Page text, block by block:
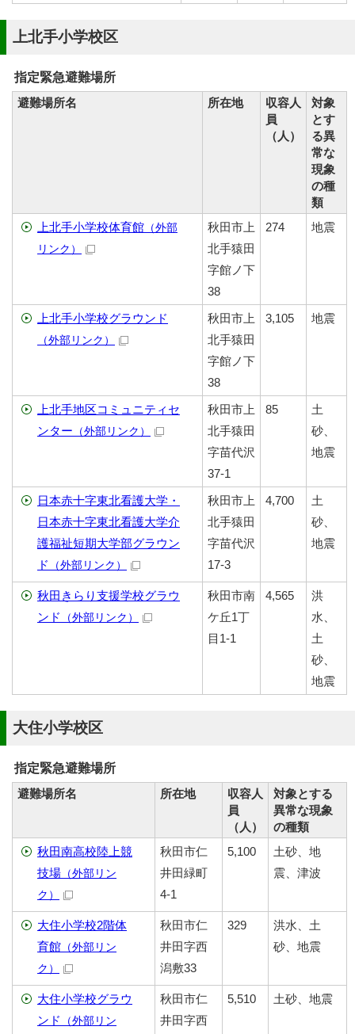
上北手小学校区
指定緊急避難場所
避難場所名
所在地
収容人
員
（人）
対象
とす
る異
常な
現象
の種
類
上北手小学校体育館 （外部
リンク）
秋田市上
北手猿田
字館ノ下
38
274 地震
上北手小学校グラウンド
（外部リンク）
秋田市上
北手猿田
字館ノ下
38
3,105 地震
上北手地区コミュニティセ
ンター （外部リンク）
秋田市上
北手猿田
字苗代沢
37-1
85
土
砂、
地震
日本赤十字東北看護大学・
日本赤十字東北看護大学介
護福祉短期大学部グラウン
ド
（外部リンク）
秋田市上
北手猿田
字苗代沢
17-3
4,700
土
砂、
地震
秋田きらり支援学校グラウ
ンド
（外部リンク）
秋田市南
ケ丘1丁
目1-1
4,565
洪
水、
土
砂、
地震
大住小学校区
指定緊急避難場所
避難場所名
所在地
収容人
員
（人）
対象とする
異常な現象
の種類
秋田南高校陸上競
技場 （外部リン
ク）
秋田市仁
井田緑町
4-1
5,100
土砂、地
震、津波
大住小学校2階体
育館 （外部リン
ク）
秋田市仁
井田字西
潟敷33
329
洪水、土
砂、地震
大住小学校グラウ
ンド
（外部リン
秋田市仁
井田字西
5,510 土砂、地震